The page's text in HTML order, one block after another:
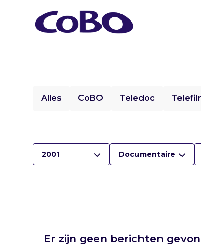
Alles CoBO Teledoc
2001 Documentaire
Er zijn geen berichten